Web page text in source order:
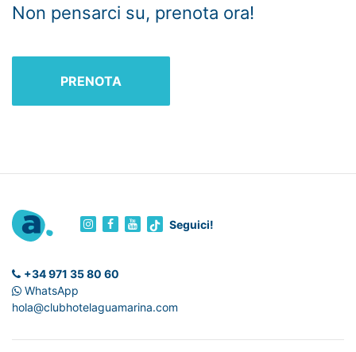
Non pensarci su, prenota ora!
PRENOTA
Seguici!
+34 971 35 80 60
WhatsApp
hola@clubhotelaguamarina.com